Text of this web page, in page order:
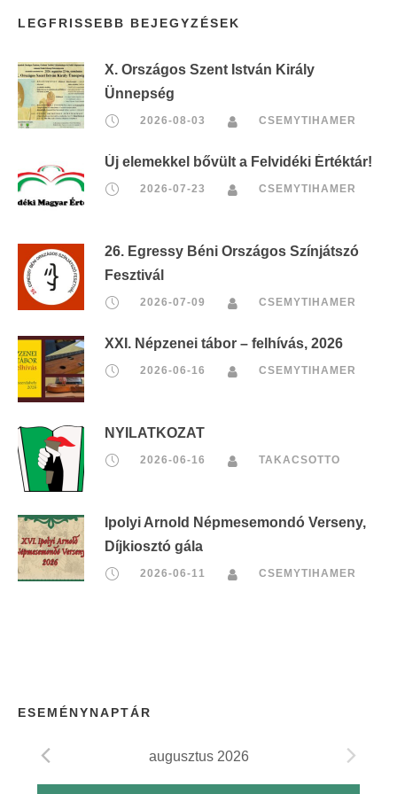
LEGFRISSEBB BEJEGYZÉSEK
X. Országos Szent István Király
Ünnepség
2026-08-03 CSEMYTIHAMER
Új elemekkel bővült a Felvidéki Értéktár!
2026-07-23 CSEMYTIHAMER
26. Egressy Béni Országos Színjátszó
Fesztivál
2026-07-09 CSEMYTIHAMER
XXI. Népzenei tábor – felhívás, 2026
2026-06-16 CSEMYTIHAMER
NYILATKOZAT
2026-06-16 TAKACSOTTO
Ipolyi Arnold Népmesemondó Verseny,
Díjkiosztó gála
2026-06-11 CSEMYTIHAMER
ESEMÉNYNAPTÁR
augusztus 2026